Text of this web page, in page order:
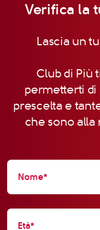
Verifica la
Lascia un
Club di Più
permetterti di
prescelta e
che sono